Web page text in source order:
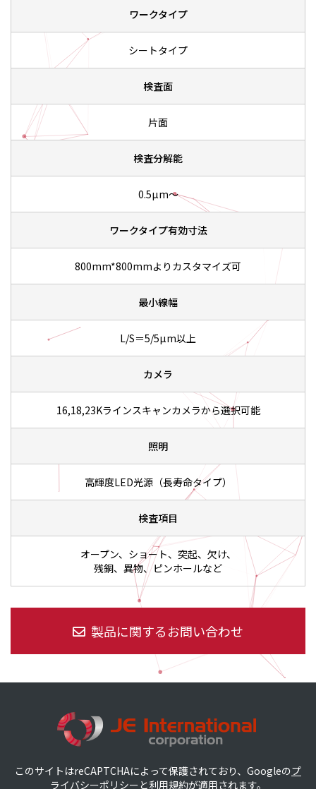
ワークタイプ
シートタイプ
検査面
片面
検査分解能
0.5µm～
ワークタイプ有効寸法
800mm*800mmよりカスタマイズ可
最小線幅
L/S＝5/5µm以上
カメラ
16,18,23Kラインスキャンカメラから選択可能
照明
高輝度LED光源（長寿命タイプ）
検査項目
オープン、ショート、突起、欠け、
残銅、異物、ピンホールなど
製品に関するお問い合わせ
このサイトはreCAPTCHAによって保護されており、Googleのプ
ライバシーポリシーと利用規約が適用されます。